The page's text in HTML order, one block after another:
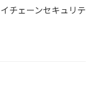
チェーンセキュリテ